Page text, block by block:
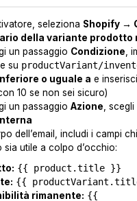
seleziona Shopify →
della variante prodotto
un passaggio Condizione ,
su productVariant/
Inferiore o uguale a e
10 se non sei sicuro)
un passaggio Azione , scegli
dell’email, includi i campi
sia utile a colpo d’occhio:
{{ product.title }}
{{
rimanente: {{